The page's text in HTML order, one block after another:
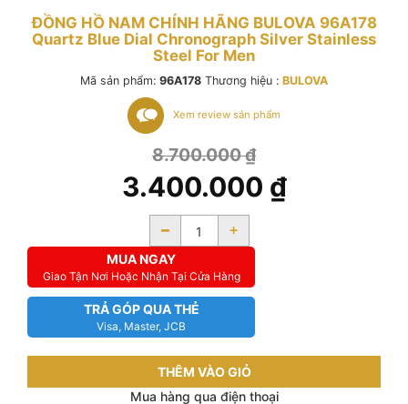
ĐỒNG HỒ NAM CHÍNH HÃNG BULOVA 96A178
Quartz Blue Dial Chronograph Silver Stainless
Steel For Men
Mã sản phẩm: 96A178 Thương hiệu : BULOVA
Xem review sản phẩm
8.700.000₫
3.400.000 ₫
- +
MUA NGAY
Giao Tận Nơi Hoặc Nhận Tại Cửa Hàng
TRẢ GÓP QUA THẺ
Visa, Master, JCB
THÊM VÀO GIỎ
Mua hàng qua điện thoại